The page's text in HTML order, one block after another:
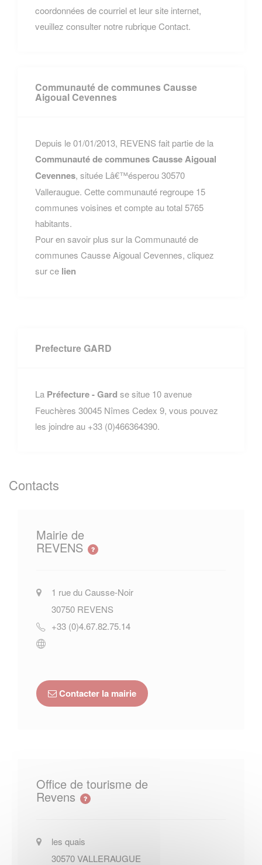
coordonnées de courriel et leur site internet,
veuillez consulter notre rubrique Contact.
Communauté de communes Causse
Aigoual Cevennes
Depuis le 01/01/2013, REVENS fait partie de la
Communauté de communes Causse Aigoual
Cevennes, située Lâ€™ésperou 30570
Valleraugue. Cette communauté regroupe 15
communes voisines et compte au total 5765
habitants.
Pour en savoir plus sur la Communauté de
communes Causse Aigoual Cevennes, cliquez
sur ce lien
Prefecture GARD
La Préfecture - Gard se situe 10 avenue
Feuchères 30045 Nîmes Cedex 9, vous pouvez
les joindre au +33 (0)466364390.
Contacts
Mairie de
REVENS
1 rue du Causse-Noir
30750 REVENS
+33 (0)4.67.82.75.14
Contacter la mairie
Office de tourisme de
Revens
les quais
30570VALLERAUGUE